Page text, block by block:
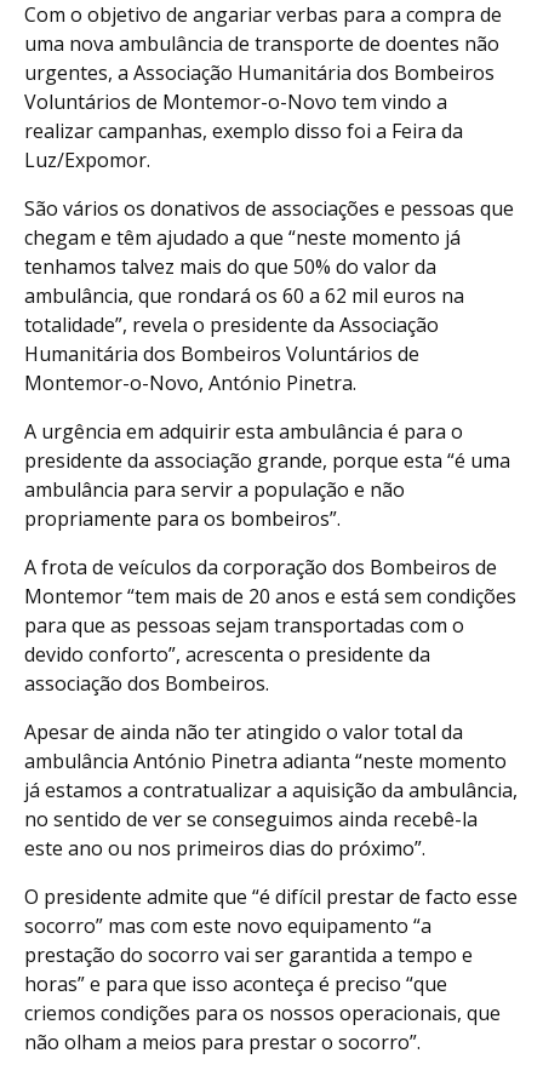
Com o objetivo de angariar verbas para a compra de
uma nova ambulância de transporte de doentes não
urgentes, a Associação Humanitária dos Bombeiros
Voluntários de Montemor-o-Novo tem vindo a
realizar campanhas, exemplo disso foi a Feira da
Luz/Expomor.
São vários os donativos de associações e pessoas que
chegam e têm ajudado a que “neste momento já
tenhamos talvez mais do que 50% do valor da
ambulância, que rondará os 60 a 62 mil euros na
totalidade”, revela o presidente da Associação
Humanitária dos Bombeiros Voluntários de
Montemor-o-Novo, António Pinetra.
A urgência em adquirir esta ambulância é para o
presidente da associação grande, porque esta “é uma
ambulância para servir a população e não
propriamente para os bombeiros”.
A frota de veículos da corporação dos Bombeiros de
Montemor “tem mais de 20 anos e está sem condições
para que as pessoas sejam transportadas com o
devido conforto”, acrescenta o presidente da
associação dos Bombeiros.
Apesar de ainda não ter atingido o valor total da
ambulância António Pinetra adianta “neste momento
já estamos a contratualizar a aquisição da ambulância,
no sentido de ver se conseguimos ainda recebê-la
este ano ou nos primeiros dias do próximo”.
O presidente admite que “é difícil prestar de facto esse
socorro” mas com este novo equipamento “a
prestação do socorro vai ser garantida a tempo e
horas” e para que isso aconteça é preciso “que
criemos condições para os nossos operacionais, que
não olham a meios para prestar o socorro”.